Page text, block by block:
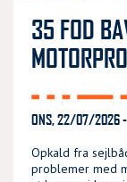
35 FOD
ONS, 22/07/2026
Opkald fra
problemer med